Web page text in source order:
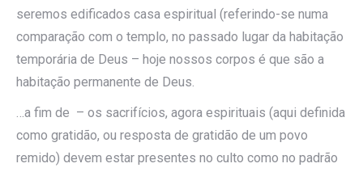
seremos edificados casa espiritual (referindo-se numa
comparação com o templo, no passado lugar da habitação
temporária de Deus – hoje nossos corpos é que são a
habitação permanente de Deus.
…a fim de – os sacrifícios, agora espirituais (aqui definida
como gratidão, ou resposta de gratidão de um povo
remido) devem estar presentes no culto como no padrão